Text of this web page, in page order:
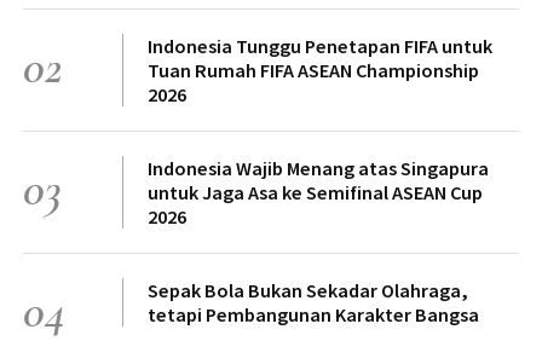
02
Indonesia Tunggu Penetapan FIFA untuk
Tuan Rumah FIFA ASEAN Championship
2026
03
Indonesia Wajib Menang atas Singapura
untuk Jaga Asa ke Semifinal ASEAN Cup
2026
04
Sepak Bola Bukan Sekadar Olahraga,
tetapi Pembangunan Karakter Bangsa